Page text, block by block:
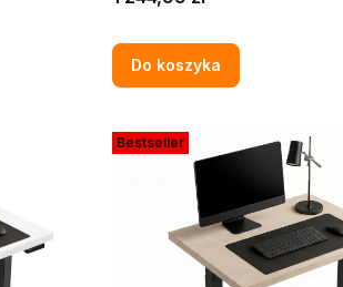
DĄB CRAFT ZŁOTY W
Do koszyka
Bestseller